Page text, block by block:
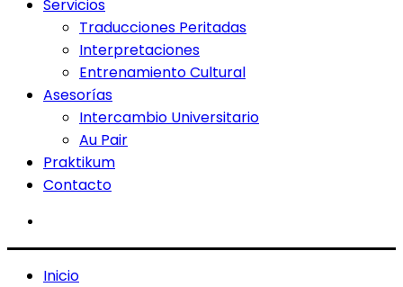
Servicios
Traducciones Peritadas
Interpretaciones
Entrenamiento Cultural
Asesorías
Intercambio Universitario
Au Pair
Praktikum
Contacto
Inicio